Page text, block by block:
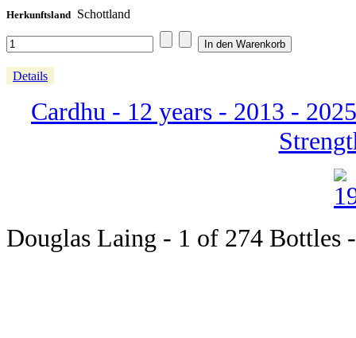
Herkunftsland Schottland
Details
Cardhu - 12 years - 2013 -
Douglas Laing - 1 of 274 Bottles